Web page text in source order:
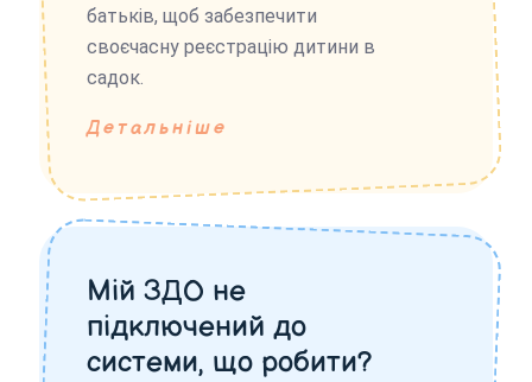
батьків, щоб забезпечити
своєчасну реєстрацію дитини в
садок.
Детальніше
Мій ЗДО не
підключений до
системи, що робити?